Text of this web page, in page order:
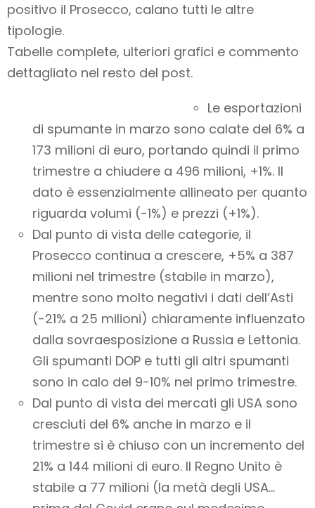
positivo il Prosecco, calano tutti le altre
tipologie.
Tabelle complete, ulteriori grafici e commento
dettagliato nel resto del post.
Le esportazioni
di spumante in marzo sono calate del 6% a
173 milioni di euro, portando quindi il primo
trimestre a chiudere a 496 milioni, +1%. Il
dato è essenzialmente allineato per quanto
riguarda volumi (-1%) e prezzi (+1%).
Dal punto di vista delle categorie, il
Prosecco continua a crescere, +5% a 387
milioni nel trimestre (stabile in marzo),
mentre sono molto negativi i dati dell’Asti
(-21% a 25 milioni) chiaramente influenzato
dalla sovraesposizione a Russia e Lettonia.
Gli spumanti DOP e tutti gli altri spumanti
sono in calo del 9-10% nel primo trimestre.
Dal punto di vista dei mercati gli USA sono
cresciuti del 6% anche in marzo e il
trimestre si è chiuso con un incremento del
21% a 144 milioni di euro. Il Regno Unito è
stabile a 77 milioni (la metà degli USA…